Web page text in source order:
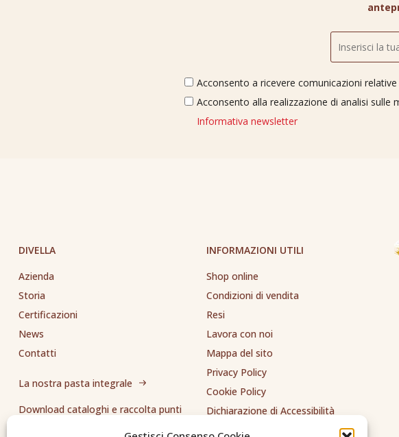
Acconsento a ricevere comunicazioni
Acconsento alla realizzazione di analisi
Informativa newsletter
DIVELLA
Azienda
Storia
Certificazioni
News
Contatti
La nostra pasta integrale
Download cataloghi e raccolta punti
INFORMAZIONI UTILI
Shop online
Condizioni di vendita
Resi
Lavora con noi
Mappa del sito
Privacy Policy
Cookie Policy
Dichiarazione di Accessibilità
Whistleblowing